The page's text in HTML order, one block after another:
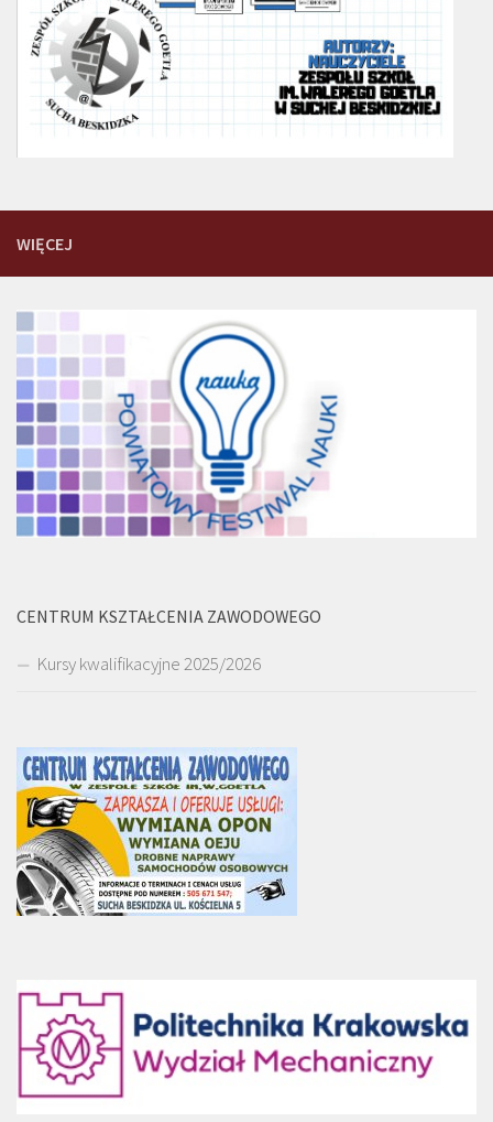
WIĘCEJ
CENTRUM KSZTAŁCENIA ZAWODOWEGO
Kursy kwalifikacyjne 2025/2026